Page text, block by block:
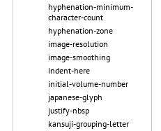
hyphenation-minimum-
character-count
hyphenation-zone
image-resolution
image-smoothing
indent-here
initial-volume-number
japanese-glyph
justify-nbsp
kansuji-grouping-letter